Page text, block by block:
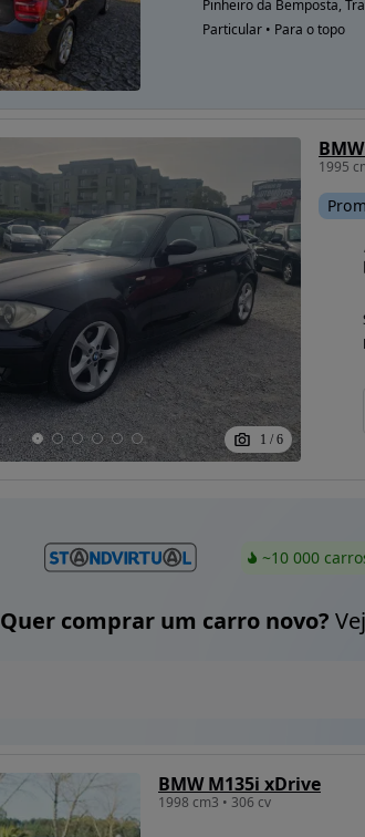
Pinheiro da Bemposta,
Particular • Para o topo
1 / 6
1995
~10 000
Quer comprar um carro novo?
BMW M135i xDrive
1998 cm3 • 306 cv